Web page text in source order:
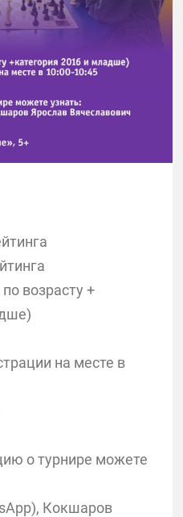
возрасту +
на месте в
о турнире можете
Кокшаров